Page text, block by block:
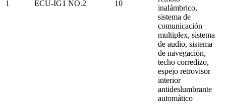
1 ECU-IG1 NO.2 10
inalámbrico,
sistema de
comunicación
multiplex, sistema
de audio, sistema
de navegación,
techo corredizo,
espejo retrovisor
interior
antideslumbrante
automático